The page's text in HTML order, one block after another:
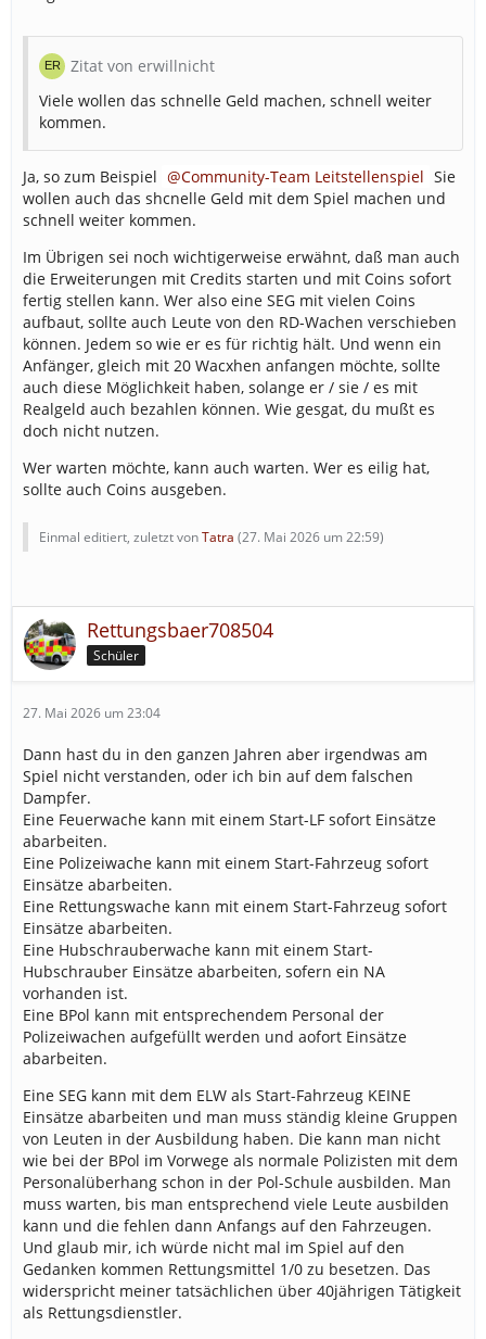
Zitat von erwillnicht
Viele wollen das schnelle Geld machen, schnell weiter
kommen.
Ja, so zum Beispiel Community-Team Leitstellenspiel Sie
wollen auch das shcnelle Geld mit dem Spiel machen und
schnell weiter kommen.
Im Übrigen sei noch wichtigerweise erwähnt, daß man auch
die Erweiterungen mit Credits starten und mit Coins sofort
fertig stellen kann. Wer also eine SEG mit vielen Coins
aufbaut, sollte auch Leute von den RD-Wachen verschieben
können. Jedem so wie er es für richtig hält. Und wenn ein
Anfänger, gleich mit 20 Wacxhen anfangen möchte, sollte
auch diese Möglichkeit haben, solange er / sie / es mit
Realgeld auch bezahlen können. Wie gesgat, du mußt es
doch nicht nutzen.
Wer warten möchte, kann auch warten. Wer es eilig hat,
sollte auch Coins ausgeben.
Einmal editiert, zuletzt vonTatra (27. Mai 2026 um 22:59)
Rettungsbaer708504
Schüler
27. Mai 2026 um 23:04
Dann hast du in den ganzen Jahren aber irgendwas am
Spiel nicht verstanden, oder ich bin auf dem falschen
Dampfer.
Eine Feuerwache kann mit einem Start-LF sofort Einsätze
abarbeiten.
Eine Polizeiwache kann mit einem Start-Fahrzeug sofort
Einsätze abarbeiten.
Eine Rettungswache kann mit einem Start-Fahrzeug sofort
Einsätze abarbeiten.
Eine Hubschrauberwache kann mit einem Start-
Hubschrauber Einsätze abarbeiten, sofern ein NA
vorhanden ist.
Eine BPol kann mit entsprechendem Personal der
Polizeiwachen aufgefüllt werden und aofort Einsätze
abarbeiten.
Eine SEG kann mit dem ELW als Start-Fahrzeug KEINE
Einsätze abarbeiten und man muss ständig kleine Gruppen
von Leuten in der Ausbildung haben. Die kann man nicht
wie bei der BPol im Vorwege als normale Polizisten mit dem
Personalüberhang schon in der Pol-Schule ausbilden. Man
muss warten, bis man entsprechend viele Leute ausbilden
kann und die fehlen dann Anfangs auf den Fahrzeugen.
Und glaub mir, ich würde nicht mal im Spiel auf den
Gedanken kommen Rettungsmittel 1/0 zu besetzen. Das
widerspricht meiner tatsächlichen über 40jährigen Tätigkeit
als Rettungsdienstler.